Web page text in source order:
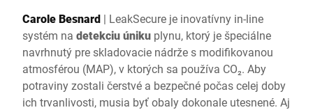
Carole Besnard | LeakSecure je inovatívny in-line
systém na detekciu úniku plynu, ktorý je špeciálne
navrhnutý pre skladovacie nádrže s modifikovanou
atmosférou (MAP), v ktorých sa používa CO₂. Aby
potraviny zostali čerstvé a bezpečné počas celej doby
ich trvanlivosti, musia byť obaly dokonale utesnené. Aj